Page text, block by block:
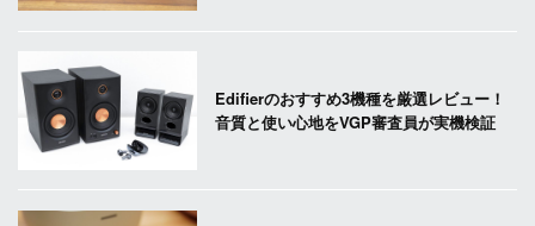
Edifierのおすすめ3機種を厳選レビュー！
音質と使い心地をVGP審査員が実機検証